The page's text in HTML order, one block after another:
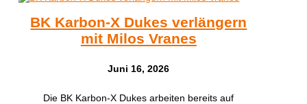
BK Karbon-X Dukes verlängern
mit Milos Vranes
Juni 16, 2026
Die BK Karbon-X Dukes arbeiten bereits auf